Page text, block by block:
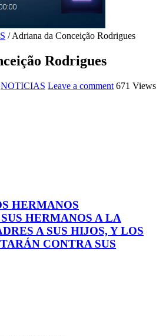
/ Adriana da Conceição Rodrigues
Rodrigues
NOTICIAS Leave a comment 671 Views
HERMANOS
HERMANOS A LA
A SUS HIJOS, Y LOS
CONTRA SUS